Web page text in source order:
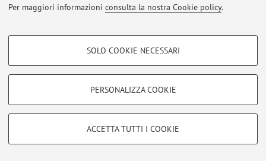
Per maggiori informazioni consulta la nostra Cookie policy.
COOKIE DI PROFILAZIONE - FACOLTATIVI
COOKIE TECNICI - NECESSARI
Si tratta di cookie tecnici utilizzati, a titolo esemplificativo, per il corretto
SOLO COOKIE NECESSARI
PERSONALIZZA COOKIE
ACCETTA TUTTI I COOKIE
Area riservata
© 2026 - ALMA MATER STUDIORUM - Università di Bologna - Via
Zamboni, 33 - 40126 Bologna - Partita IVA: 01131710376
|Note legali|Impostazioni Cookie